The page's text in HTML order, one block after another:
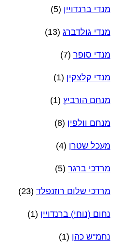
מנדי ברנדויין (5)
מנדי גולדברג (13)
מנדי סופר (7)
מנדי קלצקין (1)
מנחם הורביץ (1)
מנחם וולפין (8)
מעכל שטרן (4)
מרדכי ברגר (5)
מרדכי שלום רוזנפלד (23)
נחום (נוחי) ברנדויין (1)
נחמ"ש כהן (1)